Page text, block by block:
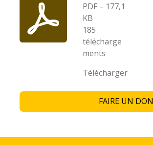
PDF – 177,1
KB
185
télécharge
ments
Télécharger
FAIRE UN DON